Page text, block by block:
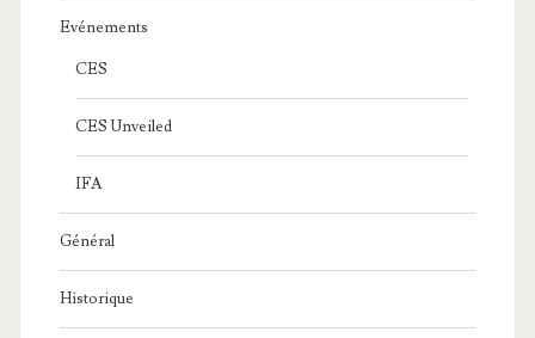
Evénements
CES
CES Unveiled
IFA
Général
Historique